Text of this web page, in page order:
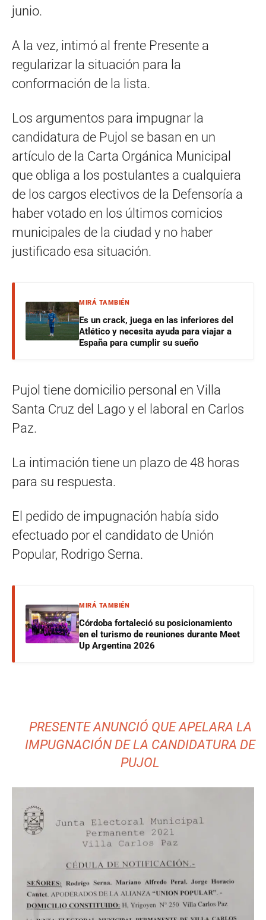
junio.
A la vez, intimó al frente Presente a
regularizar la situación para la
conformación de la lista.
Los argumentos para impugnar la
candidatura de Pujol se basan en un
artículo de la Carta Orgánica Municipal
que obliga a los postulantes a cualquiera
de los cargos electivos de la Defensoría a
haber votado en los últimos comicios
municipales de la ciudad y no haber
justificado esa situación.
MIRÁ TAMBIÉN
Es un crack, juega en las inferiores del
Atlético y necesita ayuda para viajar a
España para cumplir su sueño
Pujol tiene domicilio personal en Villa
Santa Cruz del Lago y el laboral en Carlos
Paz.
La intimación tiene un plazo de 48 horas
para su respuesta.
El pedido de impugnación había sido
efectuado por el candidato de Unión
Popular, Rodrigo Serna.
MIRÁ TAMBIÉN
Córdoba fortaleció su posicionamiento
en el turismo de reuniones durante Meet
Up Argentina 2026
PRESENTE ANUNCIÓ QUE APELARA LA
IMPUGNACIÓN DE LA CANDIDATURA DE
PUJOL